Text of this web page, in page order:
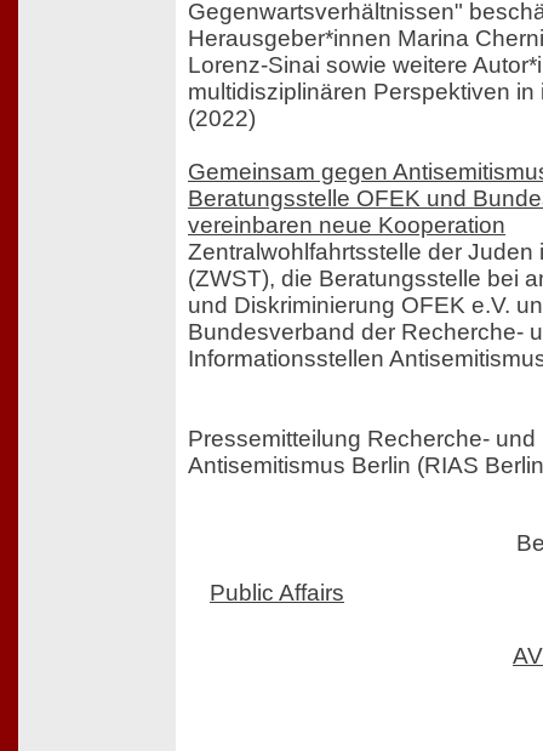
Gegenwartsverhältnissen"
Herausgeber*innen Marina
Lorenz-Sinai sowie weitere
multidisziplinären Perspektiven in
(2022)
Gemeinsam gegen
Beratungsstelle OFEK und
vereinbaren neue Kooperation
Zentralwohlfahrtsstelle der Juden
(ZWST), die Beratungsstelle bei
und Diskriminierung OFEK e.V.
Bundesverband der Recherche-
Informationsstellen
Pressemitteilung Recherche-
Antisemitismus Berlin (RIAS
Public Affairs